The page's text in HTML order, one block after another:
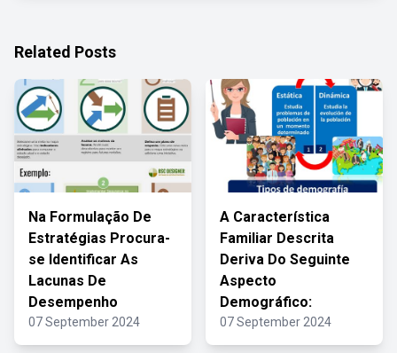
Related Posts
Na Formulação De
Estratégias Procura-
se Identificar As
Lacunas De
Desempenho
07 September 2024
A Característica
Familiar Descrita
Deriva Do Seguinte
Aspecto
Demográfico:
07 September 2024